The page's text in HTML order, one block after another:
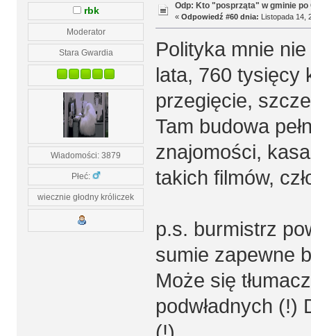
rbk
Moderator
Stara Gwardia
Wiadomości: 3879
Płeć:
wiecznie głodny króliczek
Odp: Kto "posprząta" w gminie po
« Odpowiedź #60 dnia: Listopada 14,
Polityka mnie
lata, 760 tysięcy
przegięcie,
Tam budowa
znajomości,
takich filmów,
p.s. burmistrz
sumie zapewne
Może się
podwładnych (!)